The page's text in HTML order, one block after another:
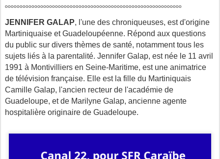
oooooooooooooooooooooooooooooooooooooooooooooooooooooooooooo
JENNIFER GALAP, l'une des chroniqueuses, est d'origine
Martiniquaise et Guadeloupéenne. Répond aux questions
du public sur divers thèmes de santé, notamment tous les
sujets liés à la parentalité. Jennifer Galap, est née le 11 avril
1991 à Montivilliers en Seine-Maritime, est une animatrice
de télévision française. Elle est la fille du Martiniquais
Camille Galap, l'ancien recteur de l'académie de
Guadeloupe, et de Marilyne Galap, ancienne agente
hospitalière originaire de Guadeloupe.